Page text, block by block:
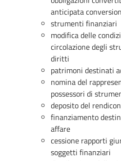
anticipata
strumenti finanziari
modifica delle
circolazione degli
diritti
patrimoni destinati
nomina del
possessori di
deposito del
finanziamento
affare
cessione rapporti
soggetti finanziari